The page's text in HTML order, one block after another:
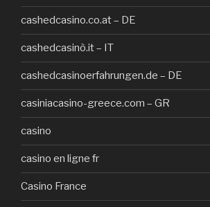
cashedcasino.co.at – DE
cashedcasinò.it – IT
cashedcasinoerfahrungen.de – DE
casiniacasino-greece.com – GR
casino
casino en ligne fr
Casino France